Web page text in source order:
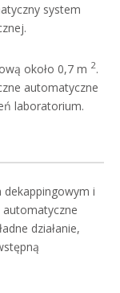
system
około 0,7 m 2.
automatyczne
laboratorium.
dekappingowym i
działanie,